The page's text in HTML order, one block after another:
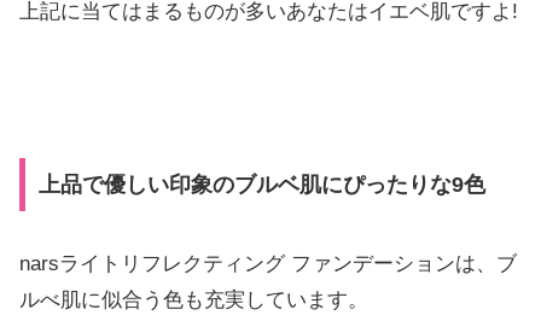
上記に当てはまるものが多いあなたはイエベ肌ですよ!
上品で優しい印象のブルベ肌にぴったりな9色
narsライトリフレクティング ファンデーションは、ブ
ルべ肌に似合う色も充実しています。